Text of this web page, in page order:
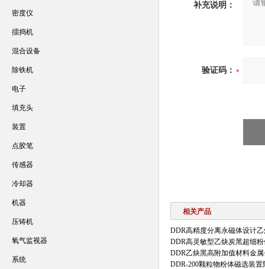
补充说明：
验证码：
相关产品
DDR高精度分离永磁体设计
DDR高灵敏型乙炔炭黑超细
DDR乙炔黑高附加值材料金
DDR-200颗粒物粉体磁选装置
密度仪
擂捣机
混合设备
除铁机
电子
填充头
装置
点胶笔
传感器
冷却器
机器
压铸机
氧气监视器
系统